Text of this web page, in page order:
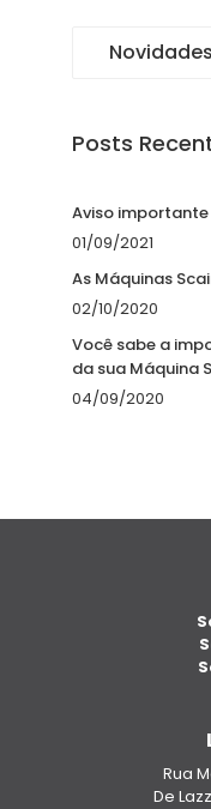
Novidades
Posts
Aviso importante
01/09/2021
As Máquinas
02/10/2020
Você sabe a
da sua Máquina
04/09/2020
Rua
De